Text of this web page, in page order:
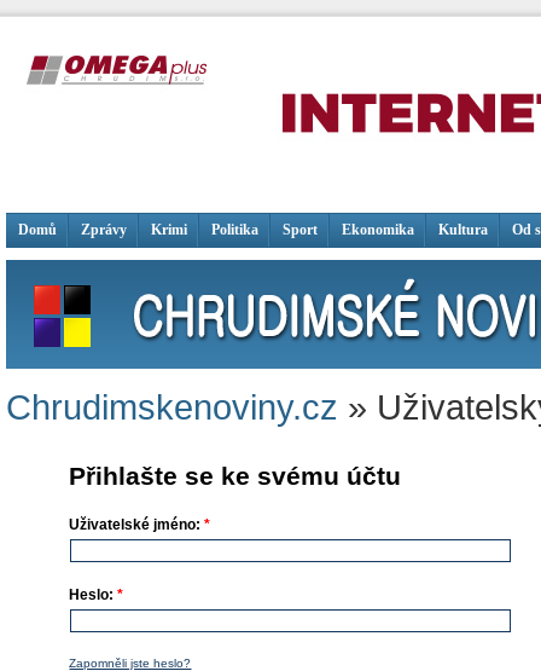
Domů Zprávy Krimi Politika Sport Ekonomika Kultura Od
Chrudimskenoviny.cz »
Přihlašte se ke svému účtu
Uživatelské jméno:*
Heslo:*
Zapomněli jste heslo?